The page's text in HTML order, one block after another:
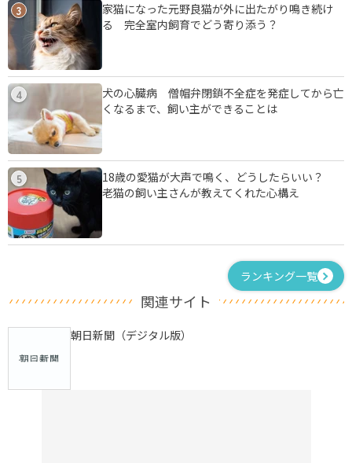
3
家猫になった元野良猫が外に出たがり鳴き続け
る 完全室内飼育でどう寄り添う？
4
犬の心臓病 僧帽弁閉鎖不全症を発症してから亡
くなるまで、飼い主ができることは
5
18歳の愛猫が大声で鳴く、どうしたらいい？
老猫の飼い主さんが教えてくれた心構え
ランキング一覧
関連サイト
朝日新聞（デジタル版）